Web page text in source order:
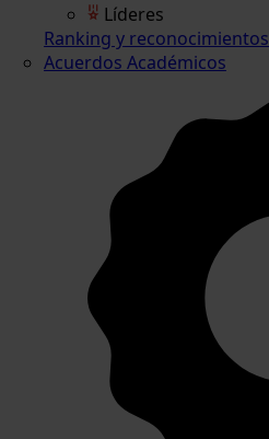
Líderes
Ranking y reconocimientos
Acuerdos Académicos